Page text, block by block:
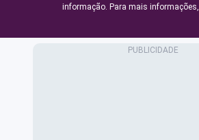
informação. Para mais informações,